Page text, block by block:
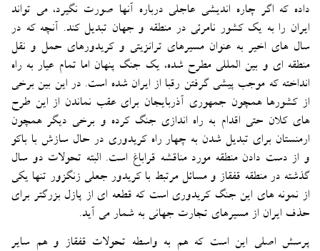
داده که اگر چاره اندیشی عاجلی درباره آنها صورت نگیرد، می تواند
ایران را به یک کشور نامرئی در منطقه و جهان تبدیل کند. آنچه که در
سال های اخیر به عنوان مسیرهای ترانزیتی و کریدورهای حمل و نقل
منطقه ای و بین المللی مطرح شده، یک جنگ پنهان اما تمام عیار به راه
انداخته که موجب پیشی گرفتن رقبا از ایران شده است. در این بین برخی
از کشورها همچون جمهوری آذربایجان برای عقب نماندن از این طرح
های کلان حتی اقدام به راه اندازی جنگ کرده و برخی دیگر همچون
ارمنستان برای تبدیل شدن به چهار راه کریدوری در حال سازش با باکو
و از دست دادن منطقه مورد مناقشه قراباغ است. البته تحولات دو سال
گذشته در منطقه قفقاز و مسائل مرتبط با کریدور جعلی زنگزور تنها یکی
از نمونه های این جنگ کریدوری است که قطعه ای از پازل بزرگتر برای
حذف ایران از مسیرهای تجارت جهانی به شمار می آید.
پرسش اصلی این است که هم به واسطه تحولات قفقاز و هم سایر